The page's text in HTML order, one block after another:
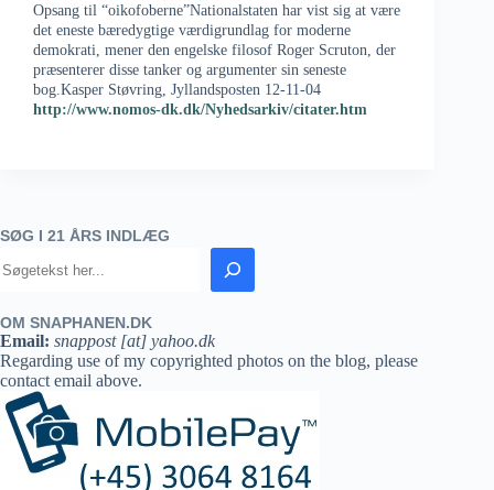
Opsang til “oikofoberne”Nationalstaten har vist sig at være
det eneste bæredygtige værdigrundlag for moderne
demokrati, mener den engelske filosof Roger Scruton, der
præsenterer disse tanker og argumenter sin seneste
bog.Kasper Støvring, Jyllandsposten 12-11-04
http://www.nomos-dk.dk/Nyhedsarkiv/citater.htm
SØG I 21 ÅRS INDLÆG
OM SNAPHANEN.DK
Email: snappost [at] yahoo.dk
Regarding use of my copyrighted photos on the blog, please
contact email above.